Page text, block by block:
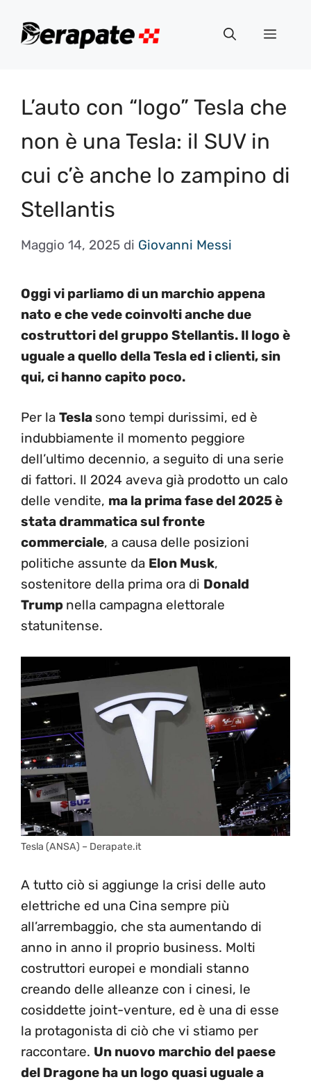
Menu
L’auto con “logo” Tesla che
non è una Tesla: il SUV in
cui c’è anche lo zampino di
Stellantis
Maggio 14, 2025 di Giovanni Messi
Oggi vi parliamo di un marchio appena
nato e che vede coinvolti anche due
costruttori del gruppo Stellantis. Il logo è
uguale a quello della Tesla ed i clienti, sin
qui, ci hanno capito poco.
Per la Tesla sono tempi durissimi, ed è
indubbiamente il momento peggiore
dell’ultimo decennio, a seguito di una serie
di fattori. Il 2024 aveva già prodotto un calo
delle vendite, ma la prima fase del 2025 è
stata drammatica sul fronte
commerciale, a causa delle posizioni
politiche assunte da Elon Musk,
sostenitore della prima ora di Donald
Trump nella campagna elettorale
statunitense.
Tesla (ANSA) – Derapate.it
A tutto ciò si aggiunge la crisi delle auto
elettriche ed una Cina sempre più
all’arrembaggio, che sta aumentando di
anno in anno il proprio business. Molti
costruttori europei e mondiali stanno
creando delle alleanze con i cinesi, le
cosiddette joint-venture, ed è una di esse
la protagonista di ciò che vi stiamo per
raccontare. Un nuovo marchio del paese
del Dragone ha un logo quasi uguale a